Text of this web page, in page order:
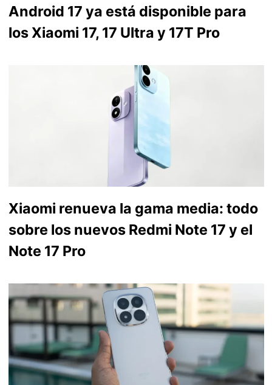
Android 17 ya está disponible para
los Xiaomi 17, 17 Ultra y 17T Pro
Xiaomi renueva la gama media: todo
sobre los nuevos Redmi Note 17 y el
Note 17 Pro